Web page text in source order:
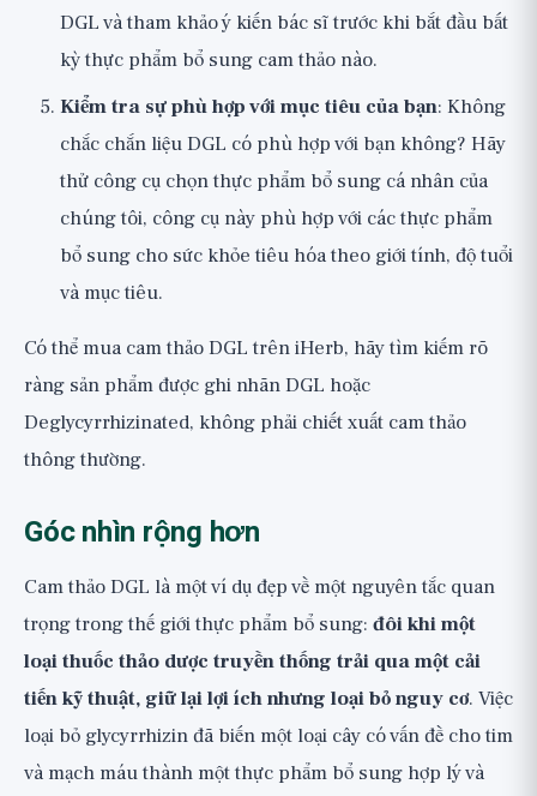
DGL và tham khảo ý kiến bác sĩ trước khi bắt đầu bất
kỳ thực phẩm bổ sung cam thảo nào.
Kiểm tra sự phù hợp với mục tiêu của bạn: Không
chắc chắn liệu DGL có phù hợp với bạn không? Hãy
thử công cụ chọn thực phẩm bổ sung cá nhân của
chúng tôi, công cụ này phù hợp với các thực phẩm
bổ sung cho sức khỏe tiêu hóa theo giới tính, độ tuổi
và mục tiêu.
Có thể mua cam thảo DGL trên iHerb, hãy tìm kiếm rõ
ràng sản phẩm được ghi nhãn DGL hoặc
Deglycyrrhizinated, không phải chiết xuất cam thảo
thông thường.
Góc nhìn rộng hơn
Cam thảo DGL là một ví dụ đẹp về một nguyên tắc quan
trọng trong thế giới thực phẩm bổ sung: đôi khi một
loại thuốc thảo dược truyền thống trải qua một cải
tiến kỹ thuật, giữ lại lợi ích nhưng loại bỏ nguy cơ. Việc
loại bỏ glycyrrhizin đã biến một loại cây có vấn đề cho tim
và mạch máu thành một thực phẩm bổ sung hợp lý và